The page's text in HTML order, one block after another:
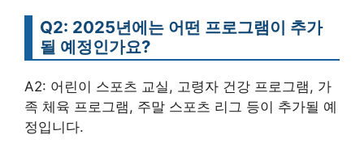
Q2: 2025년에는 어떤 프로그램이 추가
될 예정인가요?
A2: 어린이 스포츠 교실, 고령자 건강 프로그램, 가
족 체육 프로그램, 주말 스포츠 리그 등이 추가될 예
정입니다.